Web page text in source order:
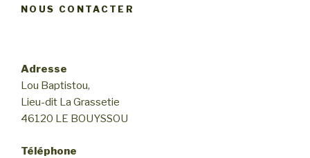
NOUS CONTACTER
Adresse
Lou Baptistou,
Lieu-dit La Grassetie
46120 LE BOUYSSOU
Téléphone